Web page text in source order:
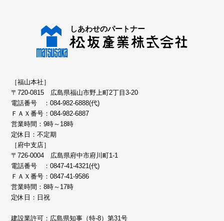
［福山本社］
〒720-0815 広島県福山市野上町2丁目3-20
電話番号 ：084-982-6888(代)
ＦＡＸ番号：084-982-6887
営業時間：9時～18時
定休日：不定期
［府中支店］
〒726-0004 広島県府中市府川町1-1
電話番号 ：0847-41-4321(代)
ＦＡＸ番号：0847-41-9586
営業時間：8時～17時
定休日：日祝
建設業許可：広島県知事（特-8）第31号